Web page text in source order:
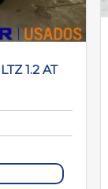
1.2 AT